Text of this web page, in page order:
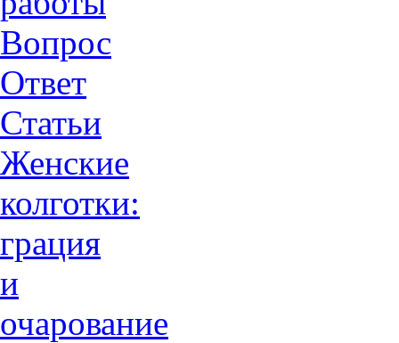
Вопрос
Ответ
Статьи
Женские
колготки:
грация
и
очарованиe